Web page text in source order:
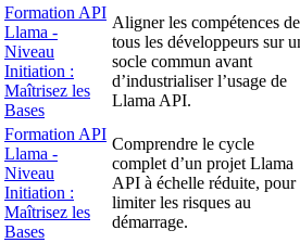
Formation API
Llama -
Niveau
Initiation :
Maîtrisez les
Bases
Aligner les compétences de
tous les développeurs sur
socle commun avant
d’industrialiser l’usage de
Llama API.
Formation API
Llama -
Niveau
Initiation :
Maîtrisez les
Bases
Comprendre le cycle
complet d’un projet Llama
API à échelle réduite, pour
limiter les risques au
démarrage.